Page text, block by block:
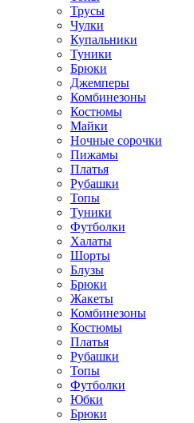
Трусы
Чулки
Купальники
Туники
Брюки
Джемперы
Комбинезоны
Костюмы
Майки
Ночные сорочки
Пижамы
Платья
Рубашки
Топы
Туники
Футболки
Халаты
Шорты
Блузы
Брюки
Жакеты
Комбинезоны
Костюмы
Платья
Рубашки
Топы
Футболки
Юбки
Брюки